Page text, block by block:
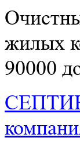
жилых
90000